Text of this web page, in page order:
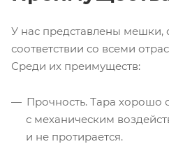
У нас представлены мешки,
соответствии со всеми
Среди их преимуществ:
Прочность. Тара хорошо
с механическим
и не протирается.